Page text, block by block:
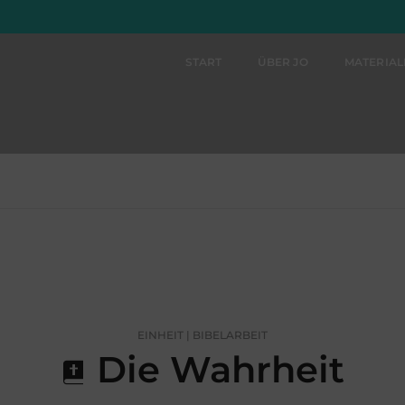
EINHEIT | BIBELARBEIT
Die Wahrheit